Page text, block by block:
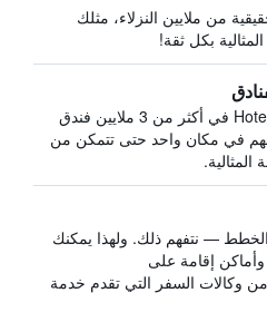
من ملايين النزلاء، مثلك
بكل ثقة!
يبحث HotelsCombined في أكثر من 3 ملايين فندق
في مكان واحد حتى تتمكن من
المثالية.
الخطط — نتفهم ذلك. ولهذا يمكنك
إقامة على
HotelsCombined من وكالات السفر التي تقدم خدمة